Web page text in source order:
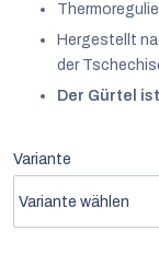
Hergestellt
der
Der Gürtel
Variante